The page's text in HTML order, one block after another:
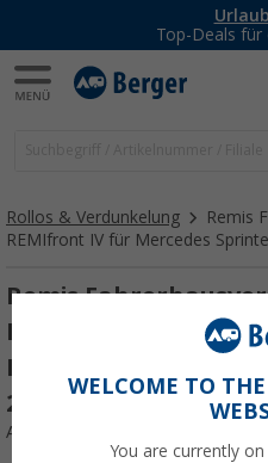
Rollos & Verdunkelung
Remis
REMIfront IV für Mercedes
Remis
REMIfront IV
Einstiegsgriff) für
2019
Art.-Nr.: 244347
WELCOME TO
You are currently